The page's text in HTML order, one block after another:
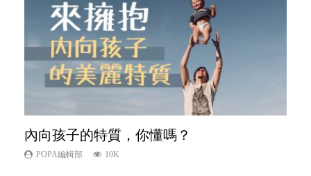
內向孩子的特質，你懂嗎？
POPA編輯部 10K
想孩子學好外語，點做好？
POPA編輯部 9.9K
夫妻必看！經營婚姻，沒捷徑
POPA編輯部 22.9K
孩子能力天注定？
POPA編輯部 7.9K
愛孩子也別忘了愛自己，父母如何關顧自
己的身心靈？